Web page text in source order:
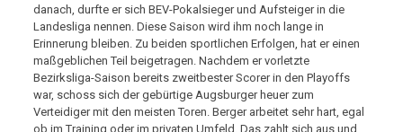
danach, durfte er sich BEV-Pokalsieger und Aufsteiger in die
Landesliga nennen. Diese Saison wird ihm noch lange in
Erinnerung bleiben. Zu beiden sportlichen Erfolgen, hat er einen
maßgeblichen Teil beigetragen. Nachdem er vorletzte
Bezirksliga-Saison bereits zweitbester Scorer in den Playoffs
war, schoss sich der gebürtige Augsburger heuer zum
Verteidiger mit den meisten Toren. Berger arbeitet sehr hart, egal
ob im Training oder im privaten Umfeld. Das zahlt sich aus und